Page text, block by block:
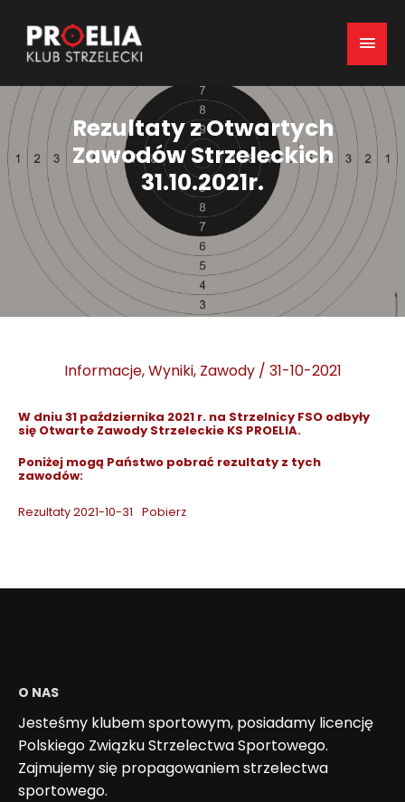
Main
Rezultaty z Otwartych
Zawodów Strzeleckich
31.10.2021r.
Informacje,Wyniki, Zawody/ 31-10-2021
W dniu 31 października 2021 r. na Strzelnicy FSO odbyły
się Otwarte Zawody Strzeleckie KS PROELIA.
Poniżej mogą Państwo pobrać rezultaty z tych
zawodów:
Rezultaty 2021-10-31 Pobierz
O NAS
Jesteśmy klubem sportowym, posiadamy licencję
Polskiego Związku Strzelectwa Sportowego.
Zajmujemy się propagowaniem strzelectwa
sportowego.